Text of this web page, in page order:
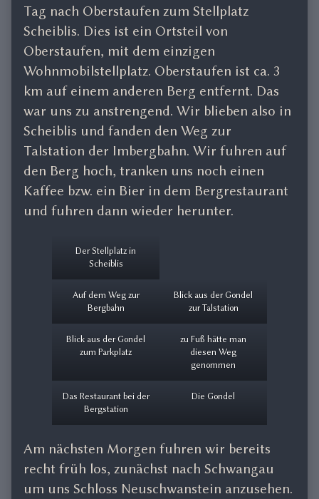
Tag nach Oberstaufen zum Stellplatz
Scheiblis. Dies ist ein Ortsteil von
Oberstaufen, mit dem einzigen
Wohnmobilstellplatz. Oberstaufen ist ca. 3
km auf einem anderen Berg entfernt. Das
war uns zu anstrengend. Wir blieben also in
Scheiblis und fanden den Weg zur
Talstation der Imbergbahn. Wir fuhren auf
den Berg hoch, tranken uns noch einen
Kaffee bzw. ein Bier in dem Bergrestaurant
und fuhren dann wieder herunter.
Der Stellplatz in
Scheiblis
Auf dem Weg zur
Bergbahn
Blick aus der Gondel
zur Talstation
Blick aus der Gondel
zum Parkplatz
zu Fuß hätte man
diesen Weg
genommen
Das Restaurant bei der
Bergstation
Die Gondel
Am nächsten Morgen fuhren wir bereits
recht früh los, zunächst nach Schwangau
um uns Schloss Neuschwanstein anzusehen.